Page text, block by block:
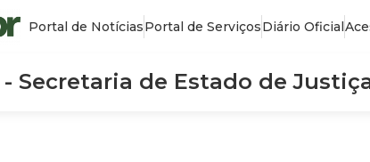
Portal de NotíciasPortal de ServiçosDiário Oficial
- Secretaria de Estado de